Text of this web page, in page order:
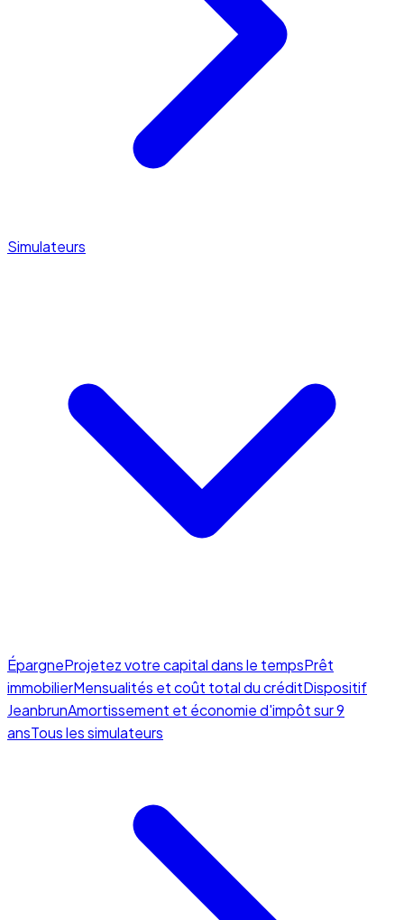
Simulateurs
ÉpargneProjetez votre capital dans le tempsPrêt
immobilierMensualités et coût total du créditDispositif
JeanbrunAmortissement et économie d'impôt sur 9
ansTous les simulateurs